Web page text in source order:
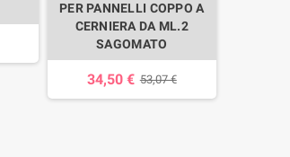
PER PANNELLI COPPO A
CERNIERA DA ML.2
SAGOMATO
34,50 € 53,07 €